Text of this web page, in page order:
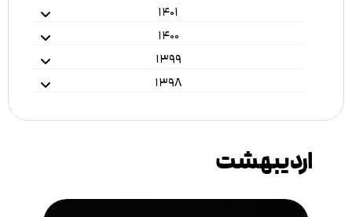
۱۴۰۱
۱۴۰۰
۱۳۹۹
۱۳۹۸
اردیبهشت